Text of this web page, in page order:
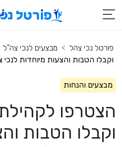
פורטל נכי צהל מבצעים לנכי צה"ל
וקבלו הטבות והצעות מיוחדות לנכי
מבצעים והנחות
הצטרפו
וקבלו הטבות